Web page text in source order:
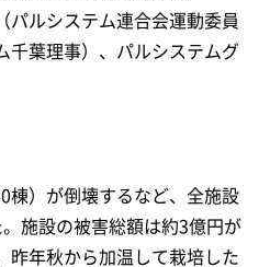
ルシステム連合会運動委員
千葉理事）、パルシステムグ
棟）が倒壊するなど、全施設
施設の被害総額は約3億円が
昨年秋から加温して栽培した